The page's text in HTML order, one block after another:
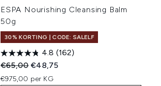
ESPA Nourishing Cleansing Balm
50g
30% KORTING | CODE: SALELF
4.8 (162)
Recommended Retail Price:
€65,00Huidige prijs:
€48,75
€975,00 per KG